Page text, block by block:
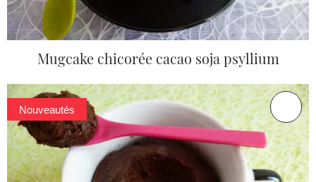
Mugcake chicorée cacao soja psyllium
Nouveautés